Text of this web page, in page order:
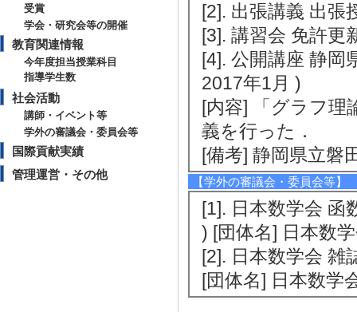
受賞
学会・研究会等の開催
教育関連情報
今年度担当授業科目
指導学生数
社会活動
講師・イベント等
学外の審議会・委員会等
国際貢献実績
管理運営・その他
[2]. 出張講義 出張
[3]. 講習会 免許更
[4]. 公開講座 静岡
2017年1月 )
[内容] 「グラフ理
義を行った．
[備考] 静岡県立磐
【学外の審議会・委員会等】
[1]. 日本数学会 函
) [団体名] 日本数
[2]. 日本数学会 雑
[団体名] 日本数学